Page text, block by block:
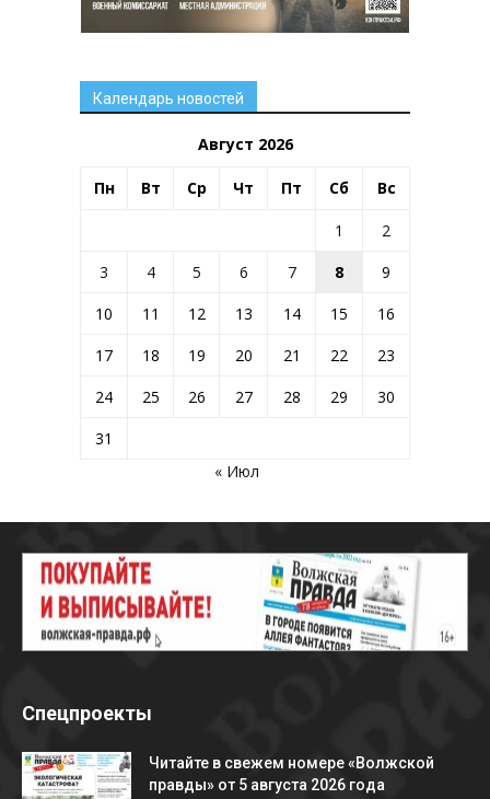
Календарь новостей
Август 2026
Пн Вт Ср Чт Пт Сб Вс
1
2
3
4 5 6 7 8
9
10
11 12 13 14 15
16
17
18 19 20 21 22
23
24
25 26 27 28 29
30
31
« Июл
Спецпроекты
Читайте в свежем номере «Волжской
правды» от 5 августа 2026 года